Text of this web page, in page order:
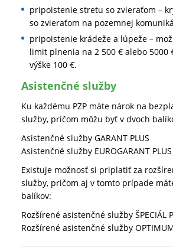
pripoistenie stretu so zvieraťom –
so zvieraťom na pozemnej
pripoistenie krádeže a lúpeže –
limit plnenia na 2 500 € alebo 5000
výške 100 €.
Asistenčné služby
Ku každému PZP máte nárok na
služby, pričom môžu byť v dvoch
Asistenčné služby GARANT PLUS
Asistenčné služby EUROGARANT PLUS
Existuje možnosť si priplatiť za
služby, pričom aj v tomto prípade
balíkov:
Rozšírené asistenčné služby ŠPECIÁL
Rozšírené asistenčné služby